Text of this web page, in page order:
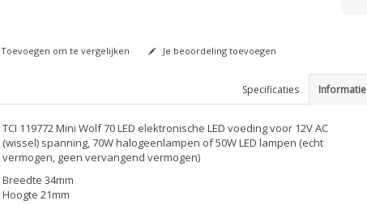
Toevoegen om te vergelijken Je beoordeling toevoegen
Informatie
Specificaties
TCI 119772 Mini Wolf 70 LED elektronische LED voeding voor 12V AC
(wissel) spanning, 70W halogeenlampen of 50W LED lampen (echt
vermogen, geen vervangend vermogen)
Breedte 34mm
Hoogte 21mm